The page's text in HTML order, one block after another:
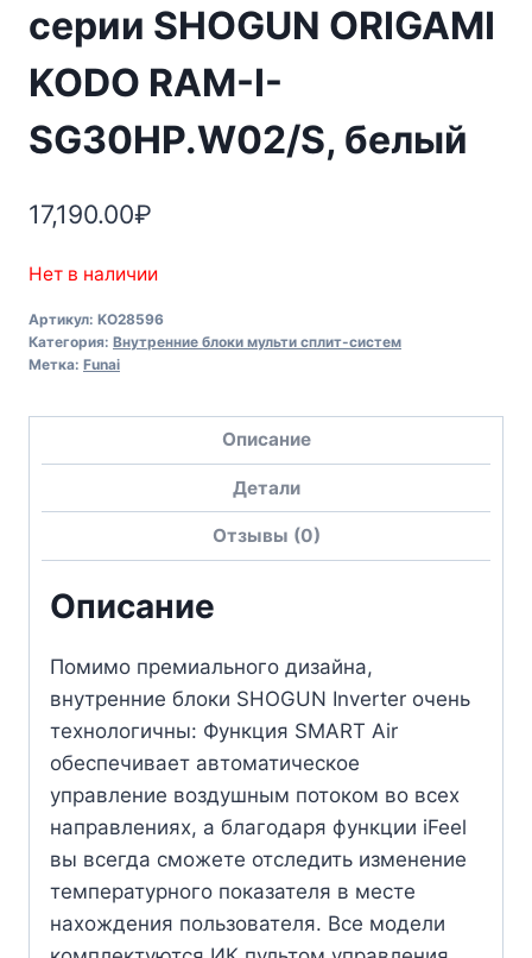
серии SHOGUN ORIGAMI
KODO RAM-I-
SG30HP.W02/S, белый
17,190.00₽
Нет в наличии
Артикул: KO28596
Категория: Внутренние блоки мульти сплит-систем
Метка: Funai
Описание
Детали
Отзывы (0)
Описание
Помимо премиального дизайна,
внутренние блоки SHOGUN Inverter очень
технологичны: Функция SMART Air
обеспечивает автоматическое
управление воздушным потоком во всех
направлениях, а благодаря функции iFeel
вы всегда сможете отследить изменение
температурного показателя в месте
нахождения пользователя. Все модели